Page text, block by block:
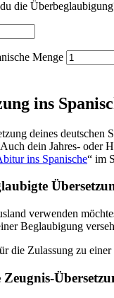
die
Menge
ins
deines
dein Jahres- oder
ins Spanische“ im
verwenden
Beglaubigung
die Zulassung zu